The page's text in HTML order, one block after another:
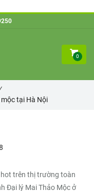
trên thị trường toàn
Đại lý Mai Thảo Mộc ở
tại Hà Nội
0